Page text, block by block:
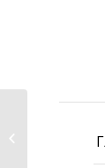
учащихся